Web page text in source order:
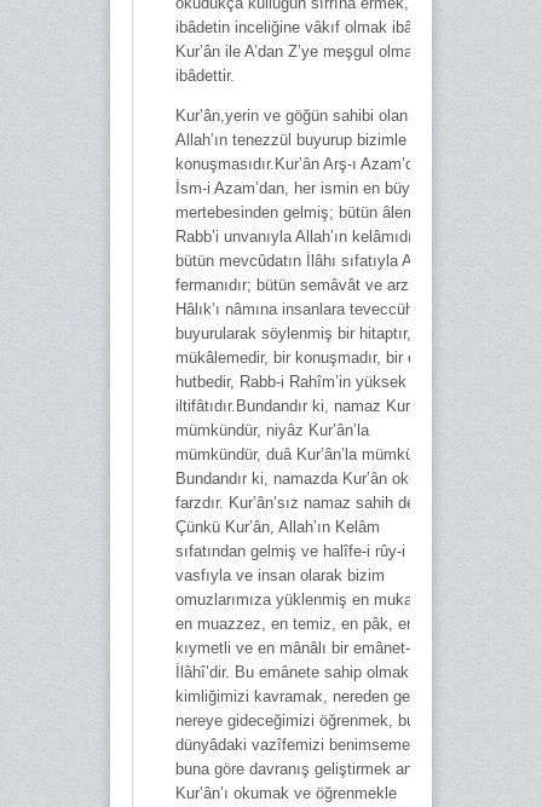
ibâdetin inceliğine vâkıf olmak ibâdettir.
Kur’ân ile A’dan Z’ye meşgul olmak
ibâdettir.
Kur’ân,yerin ve göğün sahibi olan
Allah’ın tenezzül buyurup bizimle
konuşmasıdır.Kur’ân Arş-ı Azam’dan,
İsm-i Azam’dan, her ismin en büyük
mertebesinden gelmiş; bütün âlemlerin
Rabb’i unvanıyla Allah’ın kelâmıdır;
bütün mevcûdatın İlâhı sıfatıyla Allah’ın
fermanıdır; bütün semâvât ve arzın
Hâlık’ı nâmına insanlara teveccüh
buyurularak söylenmiş bir hitaptır, bir
mükâlemedir, bir konuşmadır, bir ezelî
hutbedir, Rabb-i Rahîm’in yüksek bir
iltifâtıdır.Bundandır ki, namaz Kur’ân’la
mümkündür, niyâz Kur’ân’la
mümkündür, duâ Kur’ân’la mümkündür.
Bundandır ki, namazda Kur’ân okumak
farzdır. Kur’ân’sız namaz sahih değildir.
Çünkü Kur’ân, Allah’ın Kelâm
sıfatından gelmiş ve halîfe-i rûy-i zemîn
vasfıyla ve insan olarak bizim
omuzlarımıza yüklenmiş en mukaddes,
en muazzez, en temiz, en pâk, en
kıymetli ve en mânâlı bir emânet-i
İlâhî’dir. Bu emânete sahip olmak,
kimliğimizi kavramak, nereden gelip
nereye gideceğimizi öğrenmek, bu
dünyâdaki vazîfemizi benimsemek ve
buna göre davranış geliştirmek ancak
Kur’ân’ı okumak ve öğrenmekle